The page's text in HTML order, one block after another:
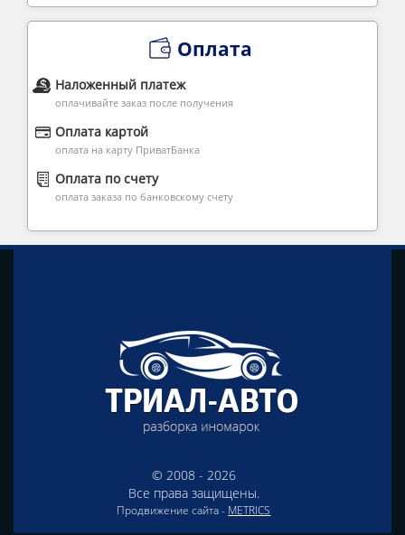
Оплата
Наложенный платеж
оплачивайте заказ после получения
Оплата картой
оплата на карту ПриватБанка
Оплата по счету
оплата заказа по банковскому счету
© 2008 - 2026
Все права защищены.
Продвижение сайта - METRICS